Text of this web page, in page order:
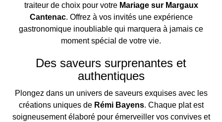
traiteur de choix pour votre Mariage sur Margaux
Cantenac. Offrez à vos invités une expérience
gastronomique inoubliable qui marquera à jamais ce
moment spécial de votre vie.
Des saveurs surprenantes et
authentiques
Plongez dans un univers de saveurs exquises avec les
créations uniques de Rémi Bayens. Chaque plat est
soigneusement élaboré pour émerveiller vos convives et